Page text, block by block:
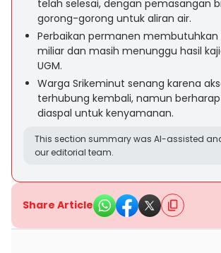
telah selesai, dengan pemasangan
gorong-gorong untuk aliran air.
Perbaikan permanen membutuhkan
miliar dan masih menunggu hasil
UGM.
Warga Srikeminut senang karena
terhubung kembali, namun
diaspal untuk kenyamanan.
This section summary was AI-assisted
our editorial team.
Share Article